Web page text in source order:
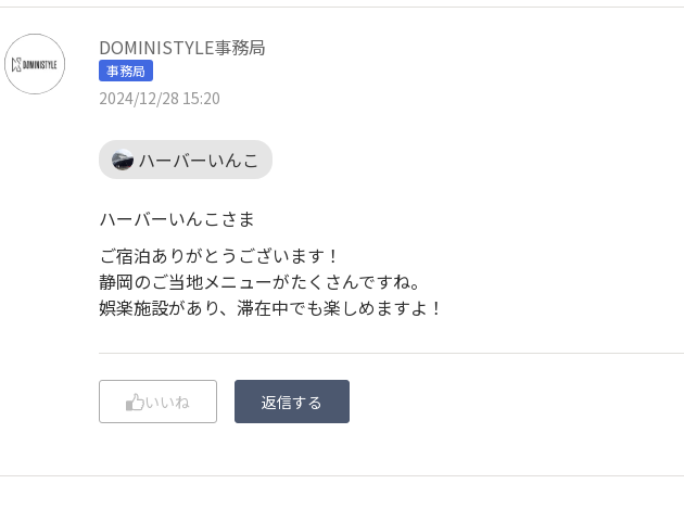
DOMINISTYLE事務局
事務局
2024/12/28 15:20
ハーバーいんこ
ハーバーいんこさま
ご宿泊ありがとうございます！
静岡のご当地メニューがたくさんですね。
娯楽施設があり、滞在中でも楽しめますよ！
いいね 返信する